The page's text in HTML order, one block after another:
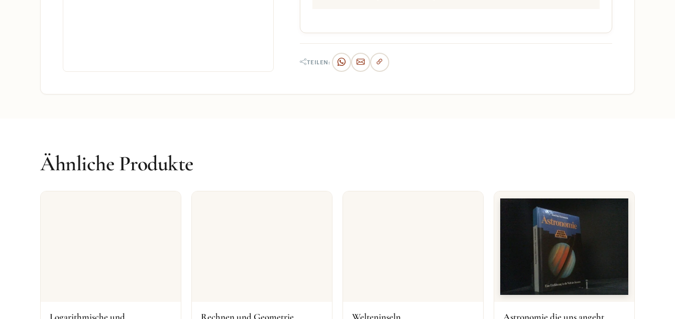
TEILEN:
Ähnliche Produkte